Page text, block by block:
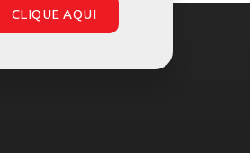
CLIQUE AQUI